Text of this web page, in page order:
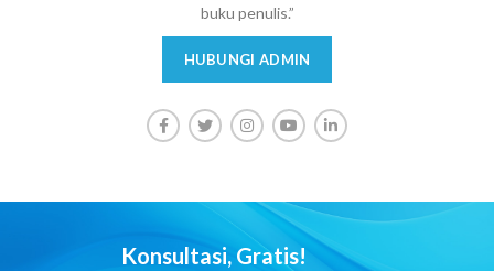
buku penulis.”
HUBUNGI ADMIN
Konsultasi, Gratis!